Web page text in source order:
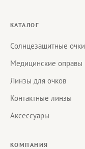
КАТАЛОГ
Солнцезащитные очки
Медицинские оправы
Линзы для очков
Контактные линзы
Аксессуары
КОМПАНИЯ